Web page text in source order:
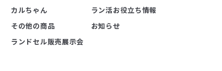
カルちゃん
その他の商品
ランドセル販売展示会
ラン活お役立ち情報
お知らせ